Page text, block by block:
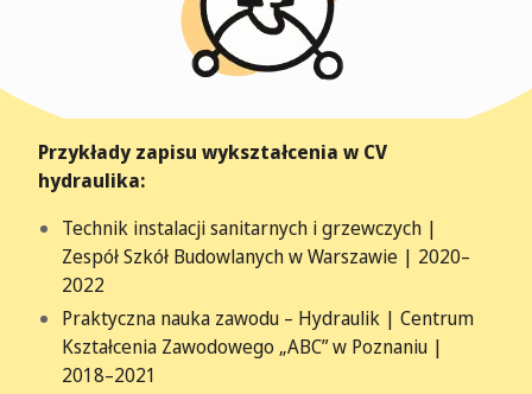
Przykłady zapisu wykształcenia w CV
hydraulika:
Technik instalacji sanitarnych i grzewczych |
Zespół Szkół Budowlanych w Warszawie | 2020–
2022
Praktyczna nauka zawodu – Hydraulik | Centrum
Kształcenia Zawodowego „ABC” w Poznaniu |
2018–2021